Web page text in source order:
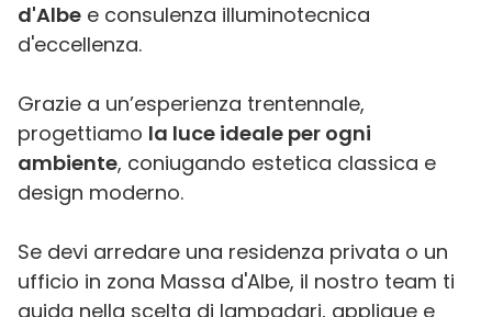
d'Albe e consulenza illuminotecnica
d'eccellenza.
Grazie a un’esperienza trentennale,
progettiamo la luce ideale per ogni
ambiente, coniugando estetica classica e
design moderno.
Se devi arredare una residenza privata o un
ufficio in zona Massa d'Albe, il nostro team ti
guida nella scelta di lampadari, applique e